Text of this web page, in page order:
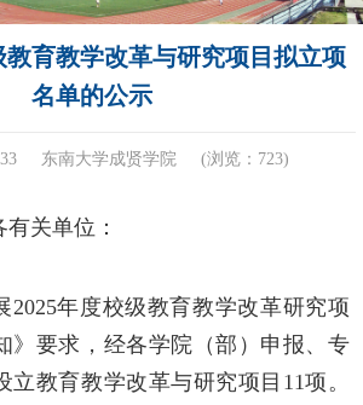
教育教学改革与研究项目拟立项
名单的公示
东南大学成贤学院 (浏览： 723)
关单位：
2025年度校级教育教学改革研究项
》要求，经各学院（部）申报、专
立教育教学改革与研究项目11项。